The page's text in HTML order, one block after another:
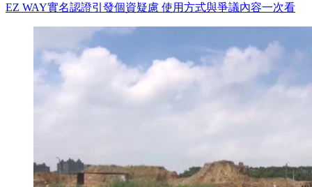
EZ WAY實名認證引發個資疑慮 使用方式與爭議內容一次看